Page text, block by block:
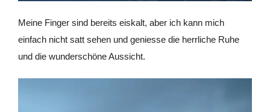
Meine Finger sind bereits eiskalt, aber ich kann mich
einfach nicht satt sehen und geniesse die herrliche Ruhe
und die wunderschöne Aussicht.